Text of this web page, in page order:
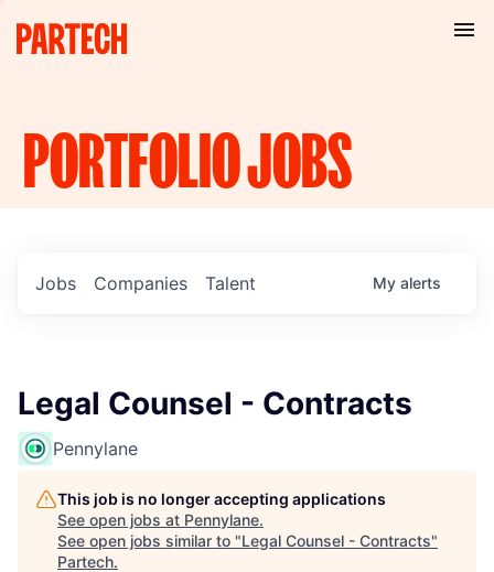
PORTFOLIOJOBS
Jobs Companies Talent My alerts
Legal Counsel - Contracts
Pennylane
This job is no longer accepting applications
See open jobs at Pennylane.
See open jobs similar to "Legal Counsel - Contracts"
Partech.